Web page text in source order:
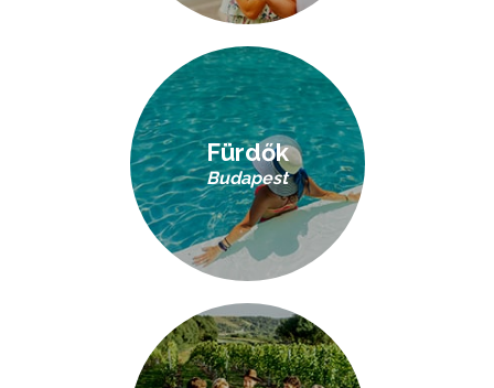
Fürdők
Budapest